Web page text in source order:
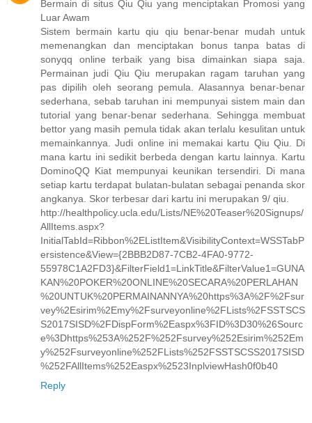
Bermain di situs Qiu Qiu yang menciptakan Promosi yang
Luar Awam
Sistem bermain kartu qiu qiu benar-benar mudah untuk
memenangkan dan menciptakan bonus tanpa batas di
sonyqq online terbaik yang bisa dimainkan siapa saja.
Permainan judi Qiu Qiu merupakan ragam taruhan yang
pas dipilih oleh seorang pemula. Alasannya benar-benar
sederhana, sebab taruhan ini mempunyai sistem main dan
tutorial yang benar-benar sederhana. Sehingga membuat
bettor yang masih pemula tidak akan terlalu kesulitan untuk
memainkannya. Judi online ini memakai kartu Qiu Qiu. Di
mana kartu ini sedikit berbeda dengan kartu lainnya. Kartu
DominoQQ Kiat mempunyai keunikan tersendiri. Di mana
setiap kartu terdapat bulatan-bulatan sebagai penanda skor
angkanya. Skor terbesar dari kartu ini merupakan 9/ qiu.
http://healthpolicy.ucla.edu/Lists/NE%20Teaser%20Signups/
AllItems.aspx?
InitialTabId=Ribbon%2EListItem&VisibilityContext=WSSTabP
ersistence&View={2BBB2D87-7CB2-4FA0-9772-
55978C1A2FD3}&FilterField1=LinkTitle&FilterValue1=GUNA
KAN%20POKER%20ONLINE%20SECARA%20PERLAHAN
%20UNTUK%20PERMAINANNYA%20https%3A%2F%2Fsur
vey%2Esirim%2Emy%2Fsurveyonline%2FLists%2FSSTSCS
S2017SISD%2FDispForm%2Easpx%3FID%3D30%26Sourc
e%3Dhttps%253A%252F%252Fsurvey%252Esirim%252Em
y%252Fsurveyonline%252FLists%252FSSTSCSS2017SISD
%252FAllItems%252Easpx%2523InplviewHash0f0b40
Reply